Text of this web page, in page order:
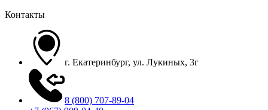
Контакты
г. Екатеринбург, ул. Лукиных, 3г
8 (800) 707-89-04